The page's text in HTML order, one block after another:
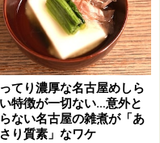
てり濃厚な名古屋めしら
特徴が一切ない…意外と
ない名古屋の雑煮が「あ
り質素」なワケ